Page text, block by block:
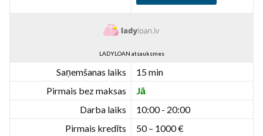
LADYLOAN atsauksmes
Saņemšanas laiks
15 min
Pirmais bez maksas
Jā
Darba laiks
10:00 - 20:00
Pirmais kredīts
50 – 1000 €